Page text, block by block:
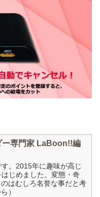
ー専門家 LaBoon!!編
。2015年に趣味が高じ
じめました。変態・奇
はむしろ名誉な事だと考
）